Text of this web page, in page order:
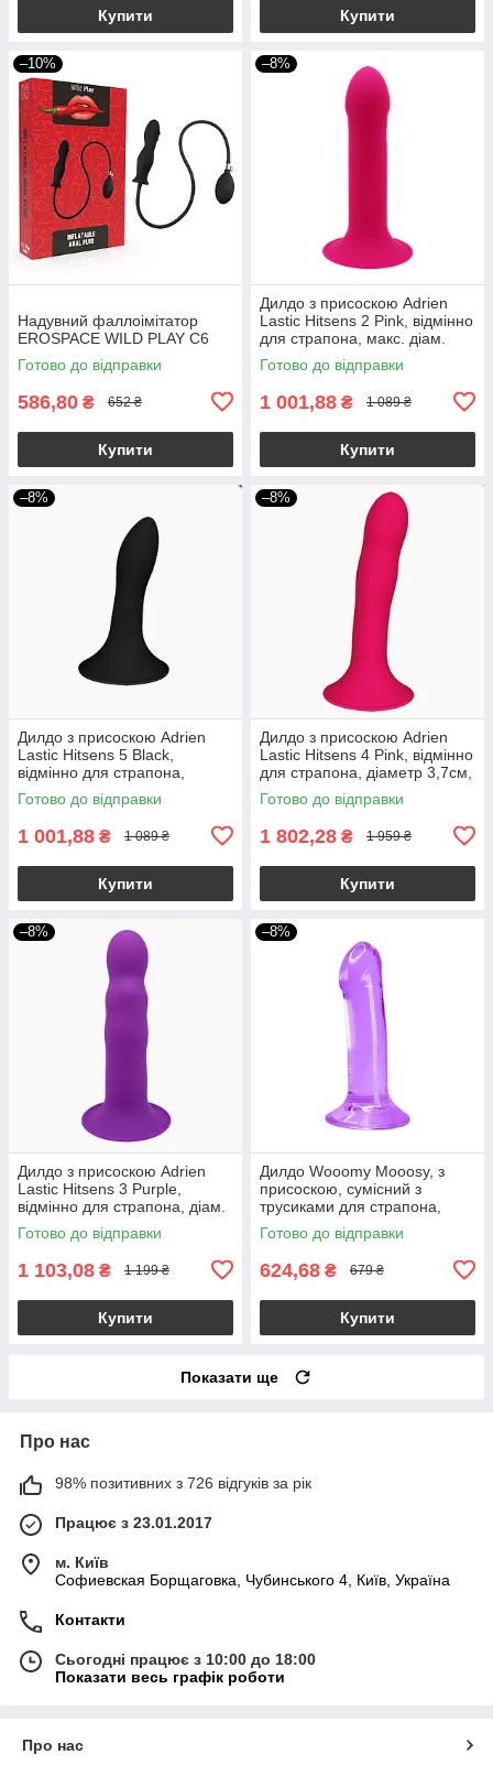
Купити Купити
–10%
Надувний фаллоімітатор
EROSPACE WILD PLAY C6
Готово до відправки
586,80 ₴ 652 ₴
Купити
–8%
Дилдо з присоскою Adrien
Lastic Hitsens 2 Pink, відмінно
для страпона, макс. діам.
4см, довж. 16,7см
Готово до відправки
1 001,88 ₴ 1 089 ₴
Купити
–8%
Дилдо з присоскою Adrien
Lastic Hitsens 5 Black,
відмінно для страпона,
діаметр 2,4 см, довжина
13см
Готово до відправки
1 001,88 ₴ 1 089 ₴
Купити
–8%
Дилдо з присоскою Adrien
Lastic Hitsens 4 Pink, відмінно
для страпона, діаметр 3,7см,
довжина 17,8см
Готово до відправки
1 802,28 ₴ 1 959 ₴
Купити
–8%
Дилдо з присоскою Adrien
Lastic Hitsens 3 Purple,
відмінно для страпона, діам.
4,1см, довжина 18,2см
Готово до відправки
1 103,08 ₴ 1 199 ₴
Купити
–8%
Дилдо Wooomy Mooosy, з
присоскою, сумісний з
трусиками для страпона,
довжина 18 см, діаметр 4,5
см
Готово до відправки
624,68 ₴ 679 ₴
Купити
Показати ще
Про нас
98% позитивних з 726 відгуків за рік
Працює з 23.01.2017
м. Київ
Софиевская Борщаговка, Чубинського 4, Київ, Україна
Контакти
Сьогодні працює з 10:00 до 18:00
Показати весь графік роботи
Про нас